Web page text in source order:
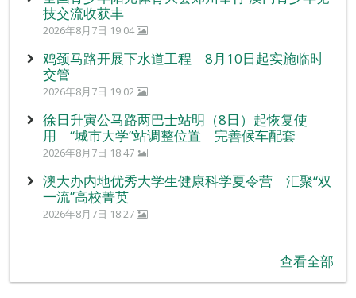
技交流收获丰
2026年8月7日 19:04
鸡颈马路开展下水道工程 8月10日起实施临时
交管
2026年8月7日 19:02
徐日升寅公马路两巴士站明（8日）起恢复使
用 “城市大学”站调整位置 完善候车配套
2026年8月7日 18:47
澳大办内地优秀大学生健康科学夏令营 汇聚“双
一流”高校菁英
2026年8月7日 18:27
查看全部